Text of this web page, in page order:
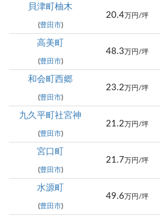
貝津町柚木
(豊田市)
20.4 万円/坪
高美町
(豊田市)
48.3 万円/坪
和会町西郷
(豊田市)
23.2 万円/坪
九久平町社宮神
(豊田市)
21.2 万円/坪
宮口町
(豊田市)
21.7 万円/坪
水源町
(豊田市)
49.6 万円/坪